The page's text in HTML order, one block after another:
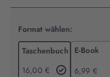
Format wählen:
Taschenbuch
16,00 €
E-Book
6,99 €